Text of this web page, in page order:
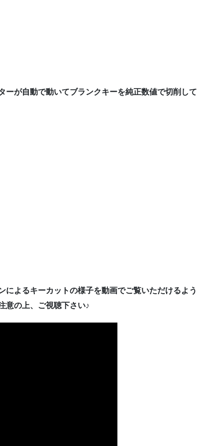
が自動で動いてブランクキーを純正数値で切削して
よるキーカットの様子を動画でご覧いただけるよう
意の上、ご視聴下さい♪